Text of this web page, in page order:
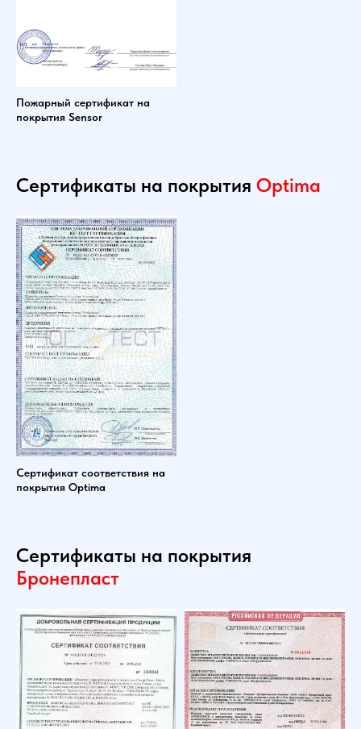
Пожарный сертификат на
покрытия Sensor
Сертификаты на покрытия Optima
Сертификат соответствия на
покрытия Optima
Сертификаты на покрытия
Бронепласт